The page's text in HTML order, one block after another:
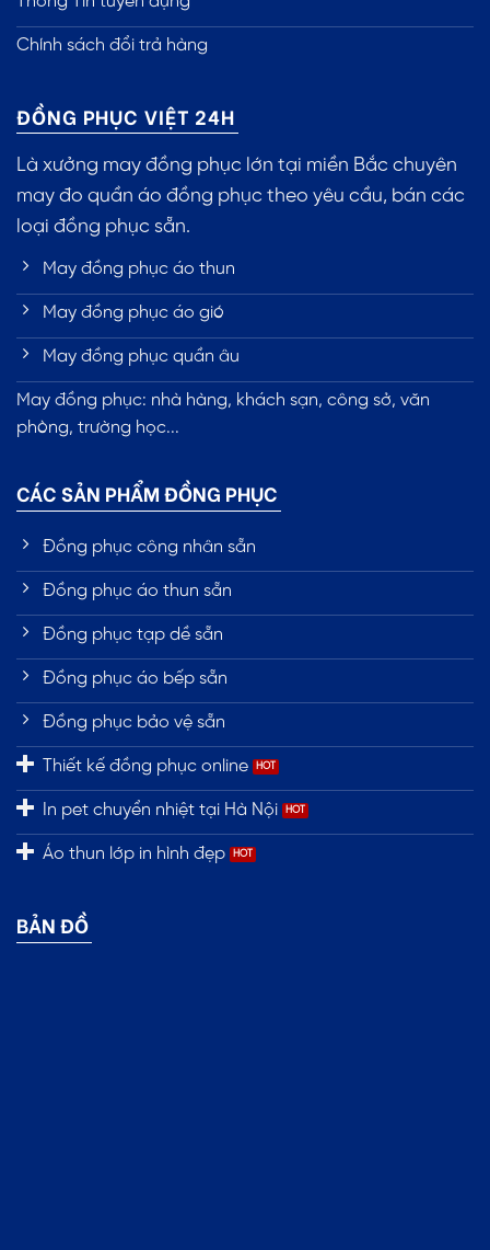
Chính sách đổi trả hàng
ĐỒNG PHỤC VIỆT 24H
Là xưởng may đồng phục lớn tại miền Bắc chuyên
may đo quần áo đồng phục theo yêu cầu, bán các
loại đồng phục sẵn.
May đồng phục áo thun
May đồng phục áo gió
May đồng phục quần âu
May đồng phục: nhà hàng, khách sạn, công sở, văn
phòng, trường học...
CÁC SẢN PHẨM ĐỒNG PHỤC
Đồng phục công nhân sẵn
Đồng phục áo thun sẵn
Đồng phục tạp dề sẵn
Đồng phục áo bếp sẵn
Đồng phục bảo vệ sẵn
Thiết kế đồng phục online
In pet chuyển nhiệt tại Hà Nội
Áo thun lớp in hình đẹp
BẢN ĐỒ